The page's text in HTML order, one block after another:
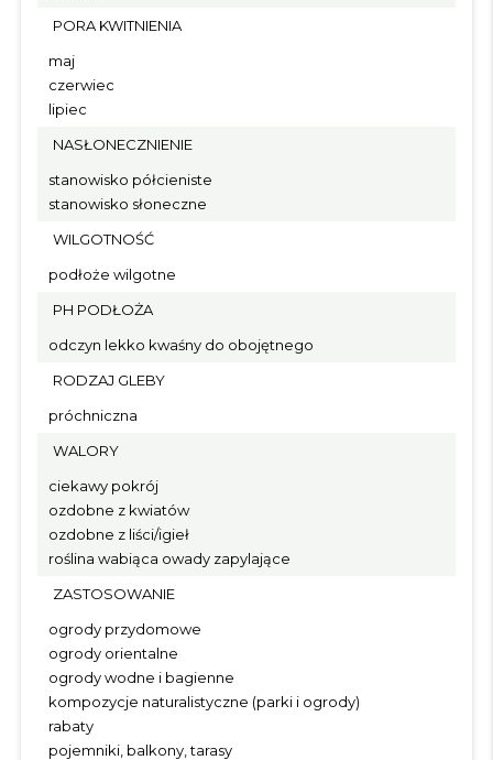
PORA KWITNIENIA
maj
czerwiec
lipiec
NASŁONECZNIENIE
stanowisko półcieniste
stanowisko słoneczne
WILGOTNOŚĆ
podłoże wilgotne
PH PODŁOŻA
odczyn lekko kwaśny do obojętnego
RODZAJ GLEBY
próchniczna
WALORY
ciekawy pokrój
ozdobne z kwiatów
ozdobne z liści/igieł
roślina wabiąca owady zapylające
ZASTOSOWANIE
ogrody przydomowe
ogrody orientalne
ogrody wodne i bagienne
kompozycje naturalistyczne (parki i ogrody)
rabaty
pojemniki, balkony, tarasy